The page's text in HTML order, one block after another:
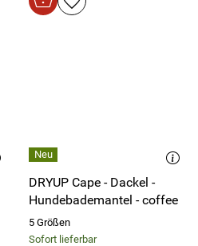
DRYUP Cape - Dackel -
Hundebademantel - coffee
5 Größen
Sofort lieferbar